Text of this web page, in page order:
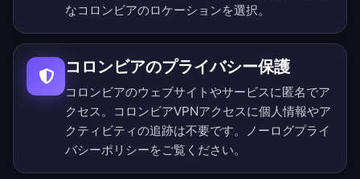
なコロンビアのロケーションを選択。
コロンビアのプライバシー保護
コロンビアのウェブサイトやサービスに匿名でア
クセス。コロンビアVPNアクセスに個人情報やア
クティビティの追跡は不要です。
ノーログプライ
バシーポリシーをご覧ください。